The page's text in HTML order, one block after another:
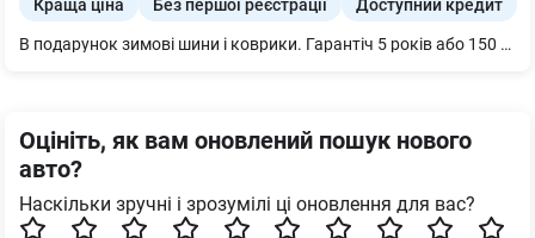
Краща ціна Без першої реєстрації Доступний кредит
В подарунок зимові шини і коврики. Гарантіч 5 років або 150 000 км з моменту покупки.
Оцініть, як вам оновлений пошук нового
авто?
Наскільки зручні і зрозумілі ці оновлення для вас?